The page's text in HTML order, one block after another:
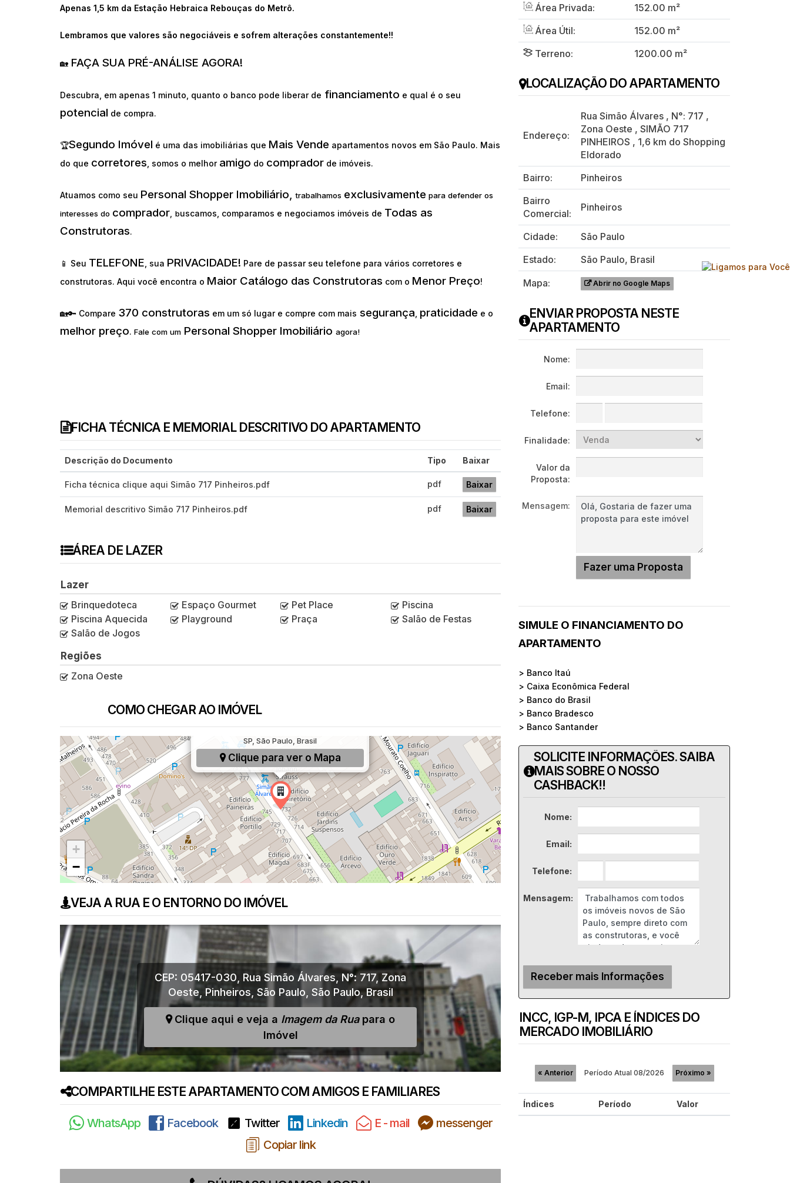
Apenas 1,5 km da Estação Hebraica Rebouças do Metrô.
Lembramos que valores são negociáveis e sofrem alterações constantemente!!
🏡 FAÇA SUA PRÉ-ANÁLISE AGORA!
Descubra, em apenas 1 minuto, quanto o banco pode liberar de financiamento e qual é o seu
potencial de compra.
🏆Segundo Imóvel é uma das imobiliárias que Mais Vende apartamentos novos em São Paulo. Mais
do que corretores , somos o melhor amigo do comprador de imóveis.
Atuamos como seu Personal Shopper Imobiliário,trabalhamos exclusivamente para defender os
interesses do comprador buscamos, comparamos e negociamos imóveis de Todas as
Construtoras.
📱 Seu TELEFONE , sua PRIVACIDADE! Pare de passar seu telefone para vários corretores e
construtoras. Aqui você encontra o Maior Catálogo das Construtoras com o Menor Preço!
🏡🔑 Compare 370 construtoras em um só lugar e compre com mais segurança praticidade e o
melhor preço. Fale com um Personal Shopper Imobiliário agora!
FICHA TÉCNICA E MEMORIAL DESCRITIVO DO APARTAMENTO
Descrição do Documento Tipo Baixar
Ficha técnica clique aqui Simão 717 Pinheiros.pdf pdf Baixar
Memorial descritivo Simão 717 Pinheiros.pdf pdf Baixar
ÁREA DE LAZER
Lazer
Brinquedoteca
Espaço Gourmet Pet Place
Piscina
Piscina Aquecida
Playground Praça
Salão de Festas
Salão de Jogos
Regiões
Zona Oeste
COMO CHEGAR AO IMÓVEL
Rua Simão Álvares, 717, Pinheiros, São Paulo,
SP, São Paulo, Brasil
Clique para ver o Mapa
+
−
VEJA A RUA E O ENTORNO DO IMÓVEL
CEP: 05417-030 Rua Simão Álvares N°:717, Zona
Oeste, Pinheiros São Paulo São Paulo,Brasil
Clique aqui e veja a Imagem da Ruapara o
Imóvel
COMPARTILHE ESTE APARTAMENTO COM AMIGOS E FAMILIARES
WhatsApp Facebook Twitter Linkedin E - mail
messenger
Copiar link
Área Privada:
152.00 m²
Área Útil:
152.00 m²
Terreno:
1200.00 m²
LOCALIZAÇÃO DO APARTAMENTO
Endereço:
Rua Simão Álvares , N°: 717 ,
Zona Oeste , SIMÃO 717
PINHEIROS , 1,6 km do Shopping
Eldorado
Bairro:
Pinheiros
Bairro
Comercial:
Pinheiros
Cidade:
São Paulo
Estado:
São Paulo, Brasil
Mapa:
Abrir no Google Maps
ENVIAR PROPOSTA NESTE
APARTAMENTO
Nome:
Email:
Telefone:
Finalidade:
Valor da
Proposta:
Mensagem:
SIMULE O FINANCIAMENTO DO
APARTAMENTO
> Banco Itaú
> Caixa Econômica Federal
> Banco do Brasil
> Banco Bradesco
> Banco Santander
SOLICITE INFORMAÇÕES. SAIBA
MAIS SOBRE O NOSSO
CASHBACK!!
Nome:
Email:
Telefone:
Mensagem:
INCC, IGP-M, IPCA E ÍNDICES DO
MERCADO IMOBILIÁRIO
« Anterior Período Atual 08/2026 Próximo »
Índices Período Valor